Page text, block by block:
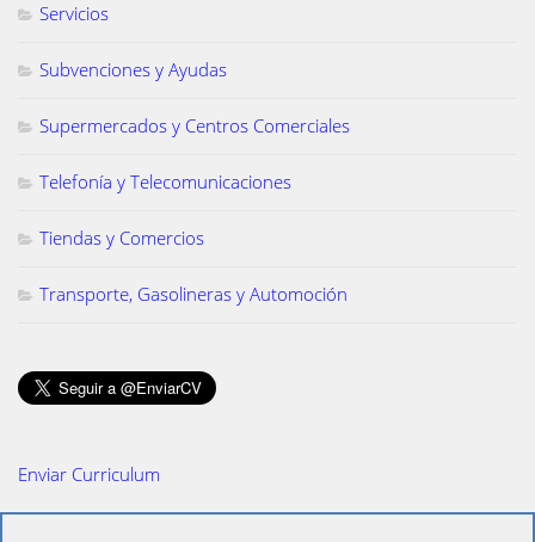
Servicios
Subvenciones y Ayudas
Supermercados y Centros Comerciales
Telefonía y Telecomunicaciones
Tiendas y Comercios
Transporte, Gasolineras y Automoción
Enviar Curriculum